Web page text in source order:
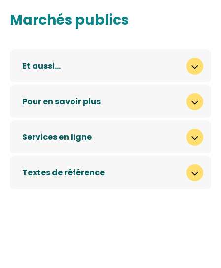
Marchés publics
Et aussi…
Pour en savoir plus
Services en ligne
Textes de référence